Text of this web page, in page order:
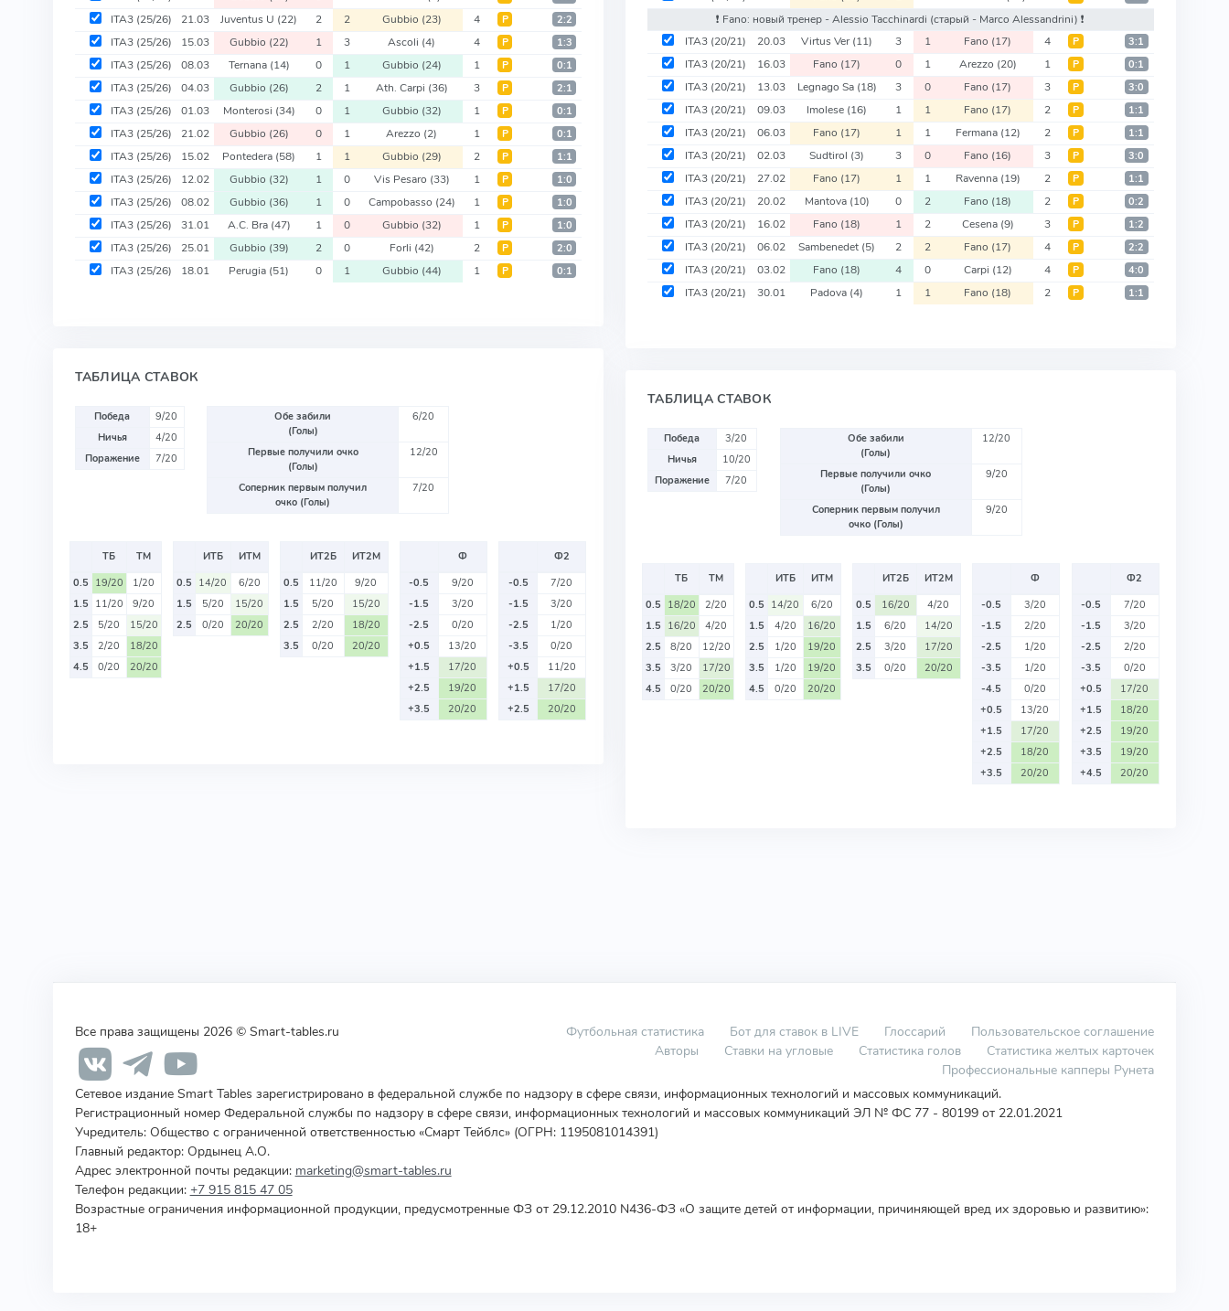
ITA3 (25/26) 21.03 Juventus U (22) 2 2 Gubbio (23) 4 Р 2:2
ITA3 (25/26) 15.03 Gubbio (22) 1 3 Ascoli (4) 4 Р 1:3
ITA3 (25/26) 08.03 Ternana (14) 0 1 Gubbio (24) 1 Р 0:1
ITA3 (25/26) 04.03 Gubbio (26) 2 1 Ath. Carpi (36) 3 Р 2:1
ITA3 (25/26) 01.03 Monterosi (34) 0 1 Gubbio (32) 1 Р 0:1
ITA3 (25/26) 21.02 Gubbio (26) 0 1 Arezzo (2) 1 Р 0:1
ITA3 (25/26) 15.02 Pontedera (58) 1 1 Gubbio (29) 2 Р 1:1
ITA3 (25/26) 12.02 Gubbio (32) 1 0 Vis Pesaro (33) 1 Р 1:0
ITA3 (25/26) 08.02 Gubbio (36) 1 0 Campobasso (24) 1 Р 1:0
ITA3 (25/26) 31.01 A.C. Bra (47) 1 0 Gubbio (32) 1 Р 1:0
ITA3 (25/26) 25.01 Gubbio (39) 2 0 Forli (42) 2 Р 2:0
ITA3 (25/26) 18.01 Perugia (51) 0 1 Gubbio (44) 1 Р 0:1
ТАБЛИЦА СТАВОК
Победа
9/20
Ничья
4/20
Поражение
7/20
Обе забили
(Голы)
6/20
Первые получили очко
(Голы)
12/20
Соперник первым получил
очко (Голы)
7/20
ТБ
ТМ
0.5 19/20
1/20
1.5 11/20
9/20
2.5
5/20
15/20
3.5
2/20
18/20
4.5
0/20 20/20
ИТБ
ИТМ
0.5 14/20
6/20
1.5
5/20
15/20
2.5
0/20 20/20
ИТ2Б
ИТ2М
0.5
11/20
9/20
1.5
5/20
15/20
2.5
2/20
18/20
3.5
0/20 20/20
Ф
-0.5
9/20
-1.5
3/20
-2.5
0/20
+0.5
13/20
+1.5
17/20
+2.5
19/20
+3.5
20/20
Ф2
-0.5
7/20
-1.5
3/20
-2.5
1/20
-3.5
0/20
+0.5
11/20
+1.5
17/20
+2.5
20/20
❗️ Fano: новый тренер - Alessio Tacchinardi (старый - Marco Alessandrini) ❗️
ITA3 (20/21) 20.03 Virtus Ver(11) 3 1 Fano (17) 4 Р 3:1
ITA3 (20/21) 16.03 Fano (17) 0 1 Arezzo (20) 1 Р 0:1
ITA3 (20/21) 13.03 Legnago Sa (18) 3 0 Fano (17) 3 Р 3:0
ITA3 (20/21) 09.03 Imolese (16) 1 1 Fano (17) 2 Р 1:1
ITA3 (20/21) 06.03 Fano (17) 1 1 Fermana (12) 2 Р 1:1
ITA3 (20/21) 02.03 Sudtirol (3) 3 0 Fano (16) 3 Р 3:0
ITA3 (20/21) 27.02 Fano (17) 1 1 Ravenna (19) 2 Р 1:1
ITA3 (20/21) 20.02 Mantova (10) 0 2 Fano (18) 2 Р 0:2
ITA3 (20/21) 16.02 Fano (18) 1 2 Cesena (9) 3 Р 1:2
ITA3 (20/21) 06.02 Sambenedet (5) 2 2 Fano (17) 4 Р 2:2
ITA3 (20/21) 03.02 Fano (18) 4 0 Carpi (12) 4 Р 4:0
ITA3 (20/21) 30.01 Padova (4) 1 1 Fano (18) 2 Р 1:1
ТАБЛИЦА СТАВОК
Победа
3/20
Ничья
10/20
Поражение
7/20
Обе забили
(Голы)
12/20
Первые получили очко
(Голы)
9/20
Соперник первым получил
очко (Голы)
9/20
ТБ
ТМ
0.5 18/20
2/20
1.5 16/20
4/20
2.5
8/20
12/20
3.5
3/20
17/20
4.5
0/20 20/20
ИТБ
ИТМ
0.5 14/20
6/20
1.5
4/20
16/20
2.5
1/20
19/20
3.5
1/20
19/20
4.5
0/20 20/20
ИТ2Б
ИТ2М
0.5
16/20
4/20
1.5
6/20
14/20
2.5
3/20
17/20
3.5
0/20 20/20
Ф
-0.5
3/20
-1.5
2/20
-2.5
1/20
-3.5
1/20
-4.5
0/20
+0.5
13/20
+1.5
17/20
+2.5
18/20
+3.5
20/20
Ф2
-0.5
7/20
-1.5
3/20
-2.5
2/20
-3.5
0/20
+0.5
17/20
+1.5
18/20
+2.5
19/20
+3.5
19/20
+4.5
20/20
Все права защищены 2026 © Smart-tables.ru Футбольная статистика Бот для ставок в LIVE Глоссарий
Пользовательское соглашение
Авторы
Ставки на угловые Статистика голов
Статистика желтых карточек
Профессиональные капперы Рунета
Сетевое издание Smart Tables зарегистрировано в федеральной службе по надзору в сфере связи, информационных технологий и массовых коммуникаций.
Регистрационный номер Федеральной службы по надзору в сфере связи, информационных технологий и массовых коммуникаций ЭЛ № ФС 77 - 80199 от 22.01.2021
Учредитель: Общество с ограниченной ответственностью «Смарт Тейблс» (ОГРН: 1195081014391)
Главный редактор: Ордынец А.О.
Адрес электронной почты редакции: marketing@smart-tables.ru
Телефон редакции: +7 915 815 47 05
Возрастные ограничения информационной продукции, предусмотренные ФЗ от 29.12.2010 N436-ФЗ «О защите детей от информации, причиняющей вред их здоровью и развитию»:
18+